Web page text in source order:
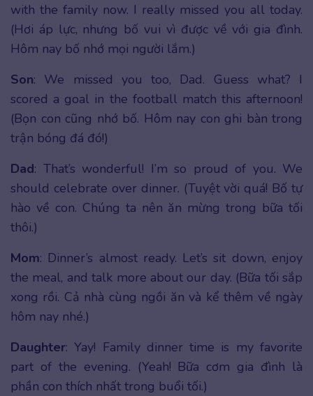
with the family now. I really missed you all today.
(Hơi áp lực, nhưng bố vui vì được về với gia đình.
Hôm nay bố nhớ mọi người lắm.)
Son: We missed you too, Dad. Guess what? I
scored a goal in the football match this afternoon!
(Bọn con cũng nhớ bố. Hôm nay con ghi bàn trong
trận bóng đá đó!)
Dad: That’s wonderful! I’m so proud of you. We
should celebrate over dinner. (Tuyệt vời quá! Bố tự
hào về con. Chúng ta nên ăn mừng trong bữa tối
thôi.)
Mom: Dinner’s almost ready. Let’s sit down, enjoy
the meal, and talk more about our day. (Bữa tối sắp
xong rồi. Cả nhà cùng ngồi ăn và kể thêm về ngày
hôm nay nhé.)
Daughter: Yay! Family dinner time is my favorite
part of the evening. (Yeah! Bữa cơm gia đình là
phần con thích nhất trong buổi tối.)